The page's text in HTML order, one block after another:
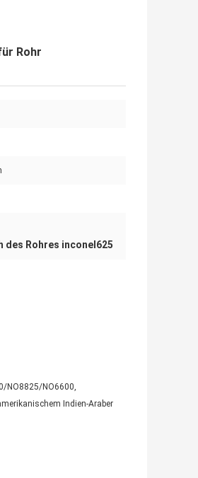
Rohr
des Rohres inconel625
NO8825/NO6600,
Indien-Araber